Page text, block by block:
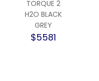
TORQUE 2
H2O BLACK
GREY
$5581